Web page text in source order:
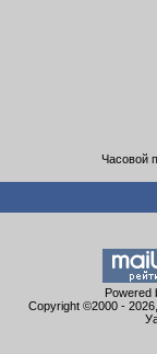
Часовой
Powered
Copyright ©2000 -